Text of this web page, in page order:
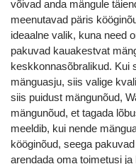
võivad anda mängule
meenutavad päris
ideaalne valik, kuna need
pakuvad kauakestvat
keskkonnasõbralikud. Kui
mänguasju, siis valige
siis puidust mängunõud,
mängunõud, et tagada
meeldib, kui nende
kööginõud, seega
arendada oma toimetusi